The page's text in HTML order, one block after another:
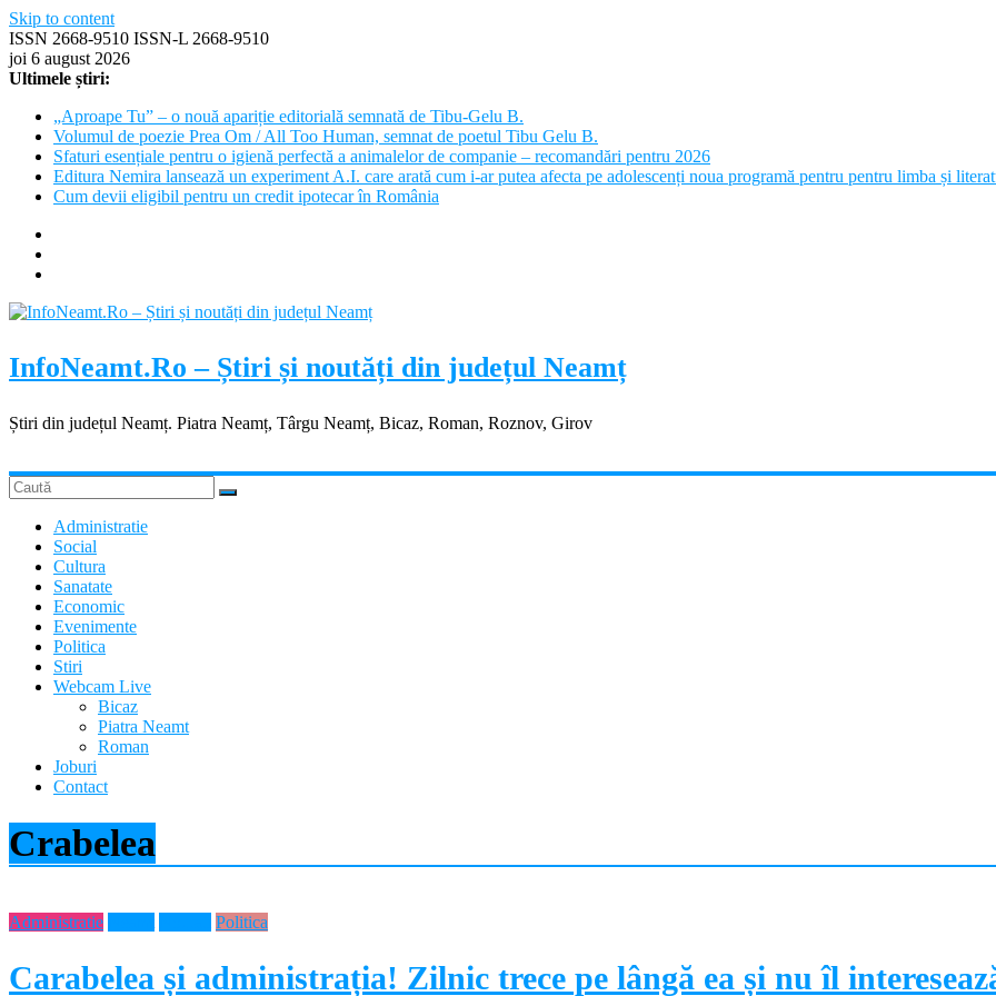
Skip to content
ISSN 2668-9510 ISSN-L 2668-9510
joi 6 august 2026
Ultimele știri:
„Aproape Tu” – o nouă apariție editorială semnată de Tibu-Gelu B.
Volumul de poezie Prea Om / All Too Human, semnat de poetul Tibu Gelu B.
Sfaturi esențiale pentru o igienă perfectă a animalelor de companie – recomandări pentru 2026
Editura Nemira lansează un experiment A.I. care arată cum i-ar putea afecta pe adolescenți noua programă pentru pentru limba și
Cum devii eligibil pentru un credit ipotecar în România
InfoNeamt.Ro – Știri și noutăți din județul Neamț
Știri din județul Neamț. Piatra Neamț, Târgu Neamț, Bicaz, Roman, Roznov, Girov
Administratie
Social
Cultura
Sanatate
Economic
Evenimente
Politica
Stiri
Webcam Live
Bicaz
Piatra Neamt
Roman
Joburi
Contact
Crabelea
Administratie Politica
Carabelea și administrația! Zilnic trece pe lângă ea și nu îl